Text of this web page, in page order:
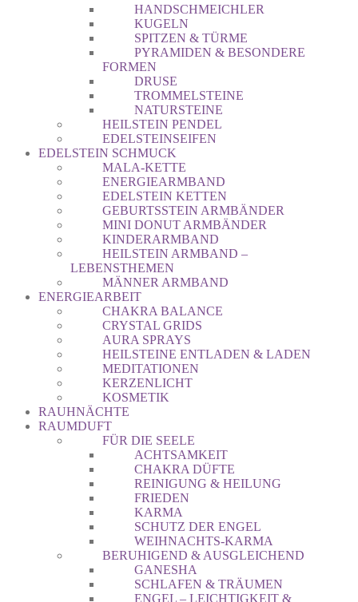
HANDSCHMEICHLER
KUGELN
SPITZEN & TÜRME
PYRAMIDEN & BESONDERE
FORMEN
DRUSE
TROMMELSTEINE
NATURSTEINE
HEILSTEIN PENDEL
EDELSTEINSEIFEN
EDELSTEIN SCHMUCK
MALA-KETTE
ENERGIEARMBAND
EDELSTEIN KETTEN
GEBURTSSTEIN ARMBÄNDER
MINI DONUT ARMBÄNDER
KINDERARMBAND
HEILSTEIN ARMBAND –
LEBENSTHEMEN
MÄNNER ARMBAND
ENERGIEARBEIT
CHAKRA BALANCE
CRYSTAL GRIDS
AURA SPRAYS
HEILSTEINE ENTLADEN & LADEN
MEDITATIONEN
KERZENLICHT
KOSMETIK
RAUHNÄCHTE
RAUMDUFT
FÜR DIE SEELE
ACHTSAMKEIT
CHAKRA DÜFTE
REINIGUNG & HEILUNG
FRIEDEN
KARMA
SCHUTZ DER ENGEL
WEIHNACHTS-KARMA
BERUHIGEND & AUSGLEICHEND
GANESHA
SCHLAFEN & TRÄUMEN
ENGEL – LEICHTIGKEIT &